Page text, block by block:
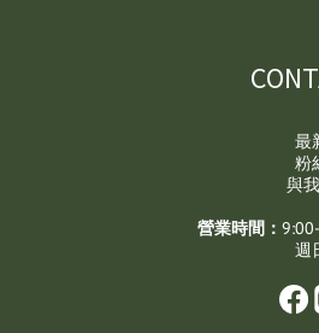
最
粉
與
營業時間：
週